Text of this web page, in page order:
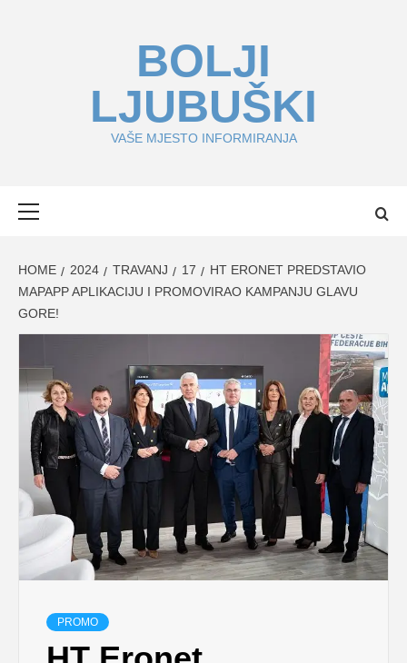
BOLJI
LJUBUŠKI
VAŠE MJESTO INFORMIRANJA
HOME 2024 TRAVANJ 17
HT ERONET PREDSTAVIO
MAPAPP APLIKACIJU I PROMOVIRAO KAMPANJU GLAVU
GORE!
PROMO